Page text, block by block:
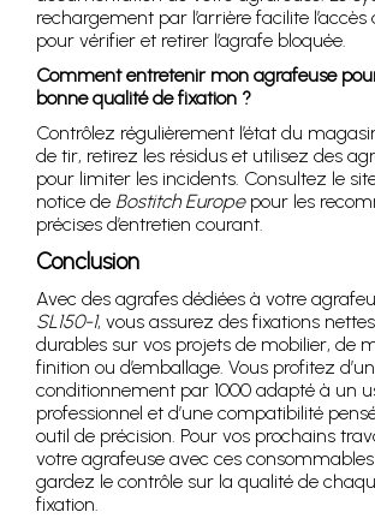
rechargement par l’arrière facilite
pour vérifier et retirer l’agrafe bloquée.
Comment entretenir mon agrafeuse
bonne qualité de fixation ?
Contrôlez régulièrement l’état du
de tir, retirez les résidus et utilisez des
pour limiter les incidents. Consultez le
notice de Bostitch Europepour les
précises d’entretien courant.
Conclusion
Avec des agrafes dédiées à votre
SL150-1, vous assurez des fixations
durables sur vos projets de mobilier, de
finition ou d’emballage. Vous profitez d’un
conditionnement par 1000 adapté à un
professionnel et d’une compatibilité
outil de précision. Pour vos prochains
votre agrafeuse avec ces
gardez le contrôle sur la qualité de
fixation.